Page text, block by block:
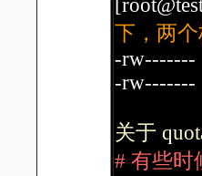
下，两个
-
-
关于
# 有些时